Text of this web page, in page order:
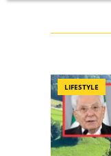
LIFESTYLE